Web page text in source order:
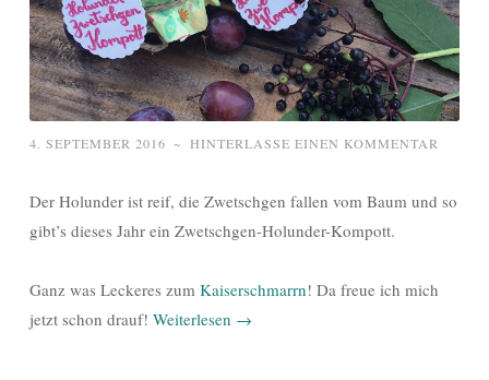
4. SEPTEMBER 2016 ~ HINTERLASSE EINEN KOMMENTAR
Der Holunder ist reif, die Zwetschgen fallen vom Baum und so
gibt’s dieses Jahr ein Zwetschgen-Holunder-Kompott.
Ganz was Leckeres zum Kaiserschmarrn! Da freue ich mich
jetzt schon drauf! Weiterlesen →